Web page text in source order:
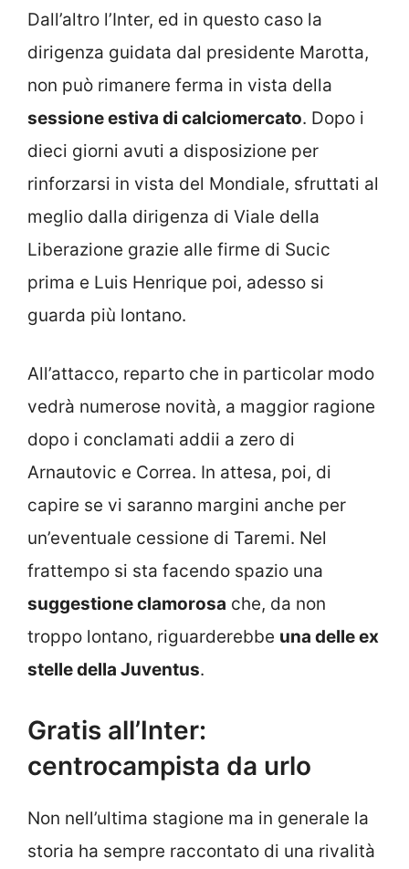
Dall’altro l’Inter, ed in questo caso la
dirigenza guidata dal presidente Marotta,
non può rimanere ferma in vista della
sessione estiva di calciomercato. Dopo i
dieci giorni avuti a disposizione per
rinforzarsi in vista del Mondiale, sfruttati al
meglio dalla dirigenza di Viale della
Liberazione grazie alle firme di Sucic
prima e Luis Henrique poi, adesso si
guarda più lontano.
All’attacco, reparto che in particolar modo
vedrà numerose novità, a maggior ragione
dopo i conclamati addii a zero di
Arnautovic e Correa. In attesa, poi, di
capire se vi saranno margini anche per
un’eventuale cessione di Taremi. Nel
frattempo si sta facendo spazio una
suggestione clamorosa che, da non
troppo lontano, riguarderebbe una delle ex
stelle della Juventus.
Gratis all’Inter:
centrocampista da urlo
Non nell’ultima stagione ma in generale la
storia ha sempre raccontato di una rivalità